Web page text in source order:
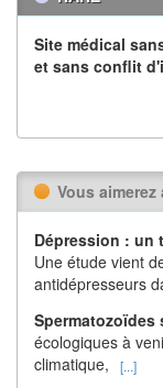
Site médical
et sans conflit
Vous
Dépression : un
Une étude vient
antidépresseurs
Spermatozoïdes
écologiques à
climatique,
[...]